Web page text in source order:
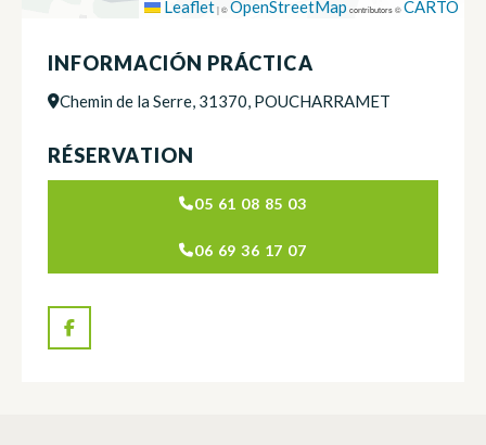
Leaflet|©OpenStreetMap contributors ©CARTO
INFORMACIÓN PRÁCTICA
Chemin de la Serre, 31370, POUCHARRAMET
RÉSERVATION
05 61 08 85 03
06 69 36 17 07